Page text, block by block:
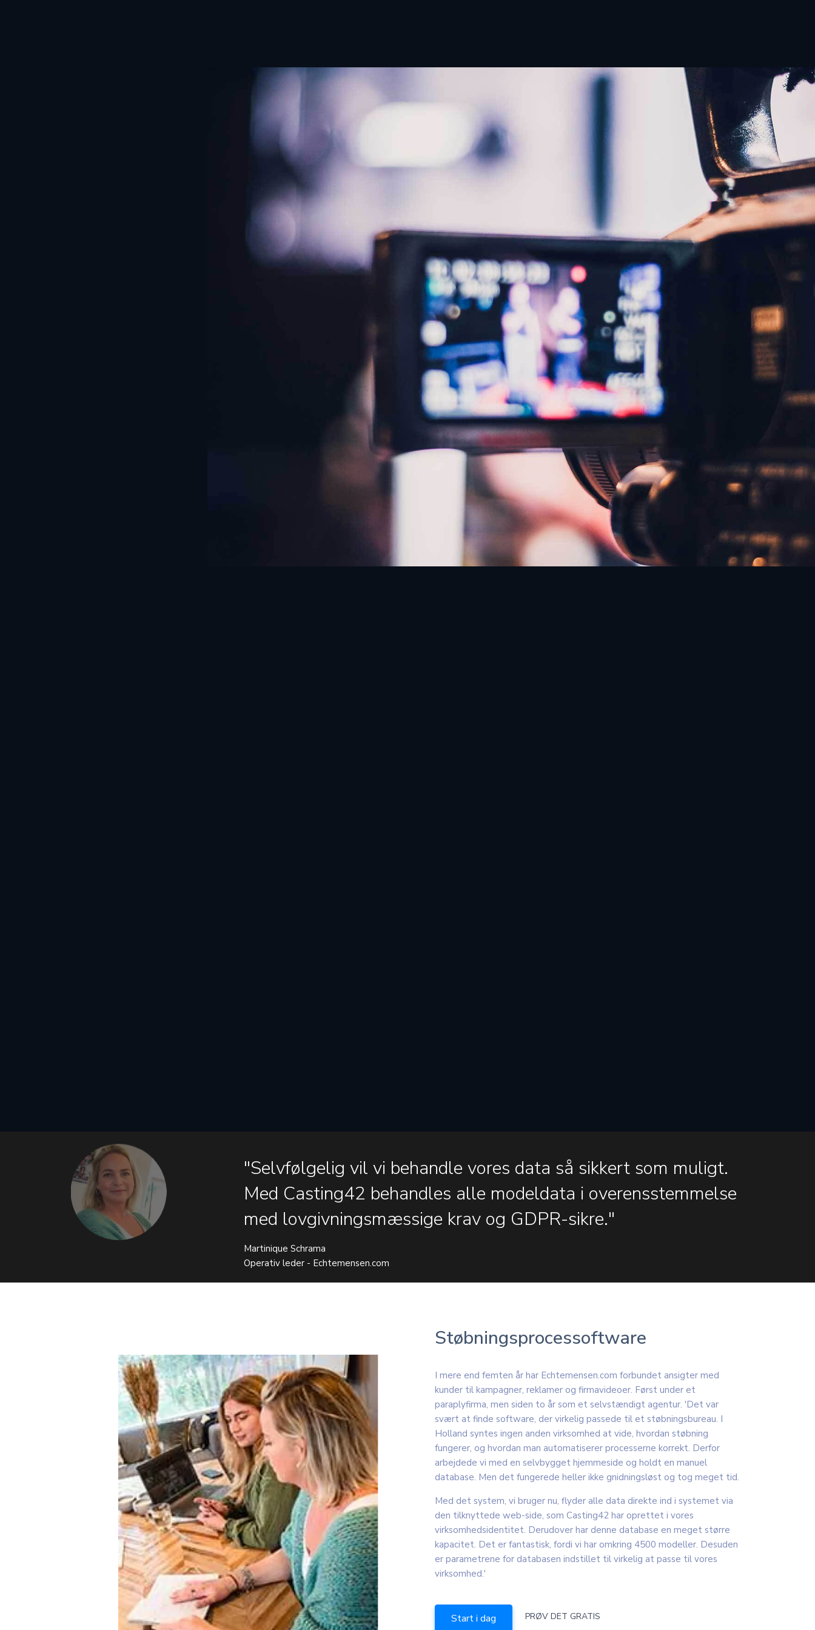
"Selvfølgelig vil vi behandle vores data så sikkert som muligt.
Med Casting42 behandles alle modeldata i overensstemmelse
med lovgivningsmæssige krav og GDPR-sikre."
Martinique Schrama
Operativ leder - Echtemensen.com
Støbningsprocessoftware
I mere end femten år har Echtemensen.com forbundet ansigter med
kunder til kampagner, reklamer og firmavideoer. Først under et
paraplyfirma, men siden to år som et selvstændigt agentur. 'Det var
svært at finde software, der virkelig passede til et støbningsbureau. I
Holland syntes ingen anden virksomhed at vide, hvordan støbning
fungerer, og hvordan man automatiserer processerne korrekt. Derfor
arbejdede vi med en selvbygget hjemmeside og holdt en manuel
database. Men det fungerede heller ikke gnidningsløst og tog meget tid.
Med det system, vi bruger nu, flyder alle data direkte ind i systemet via
den tilknyttede web-side, som Casting42 har oprettet i vores
virksomhedsidentitet. Derudover har denne database en meget større
kapacitet. Det er fantastisk, fordi vi har omkring 4500 modeller. Desuden
er parametrene for databasen indstillet til virkelig at passe til vores
virksomhed.'
Start i dag PRØV DET GRATIS